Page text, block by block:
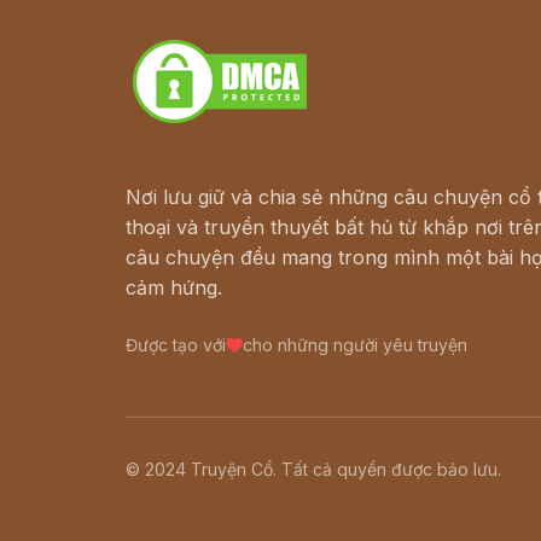
Nơi lưu giữ và chia sẻ những câu chuyện cổ
thoại và truyền thuyết bất hủ từ khắp nơi
câu chuyện đều mang trong mình một bài
cảm hứng.
Được tạo với cho những người yêu truyện
© 2024 Truyện Cổ. Tất cả quyền được bảo lưu.